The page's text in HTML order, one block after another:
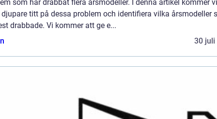
som har drabbat flera årsmodeller. I denna artikel kommer
djupare titt på dessa problem och identifiera vilka årsmodeller
drabbade. Vi kommer att ge e...
30 juli